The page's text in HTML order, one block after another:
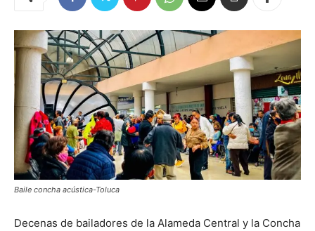
Baile concha acústica-Toluca
Decenas de bailadores de la Alameda Central y la Concha